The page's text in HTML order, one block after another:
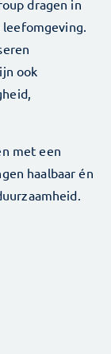
dragen in
leefomgeving.
ook
met een
haalbaar én